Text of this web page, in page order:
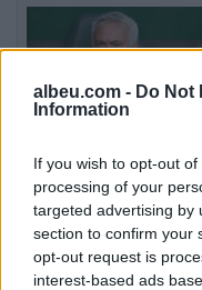
albeu.com - Do Not
Information
If you wish to opt-out
processing of your
targeted advertising by
section to confirm your
opt-out request is
interest-based ads